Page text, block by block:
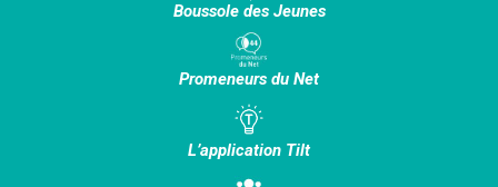
Boussole des Jeunes
Promeneurs du Net
L’application Tilt